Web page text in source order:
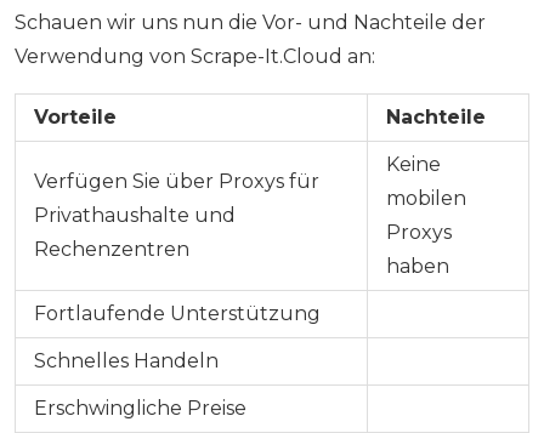
Schauen wir uns nun die Vor- und Nachteile der
Verwendung von Scrape-It.Cloud an:
Vorteile Nachteile
Verfügen Sie über Proxys für
Privathaushalte und
Rechenzentren
Keine
mobilen
Proxys
haben
Fortlaufende Unterstützung
Schnelles Handeln
Erschwingliche Preise